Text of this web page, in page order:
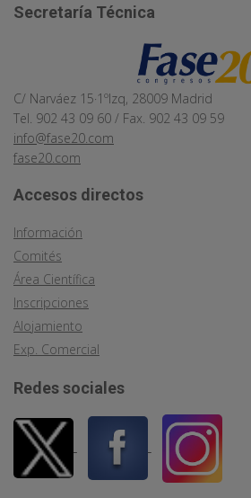
Secretaría Técnica
C/ Narváez 15·1ºIzq, 28009 Madrid
Tel. 902 43 09 60 / Fax. 902 43 09 59
info@fase20.com
fase20.com
Accesos directos
Información
Comités
Área Científica
Inscripciones
Alojamiento
Exp. Comercial
Redes sociales